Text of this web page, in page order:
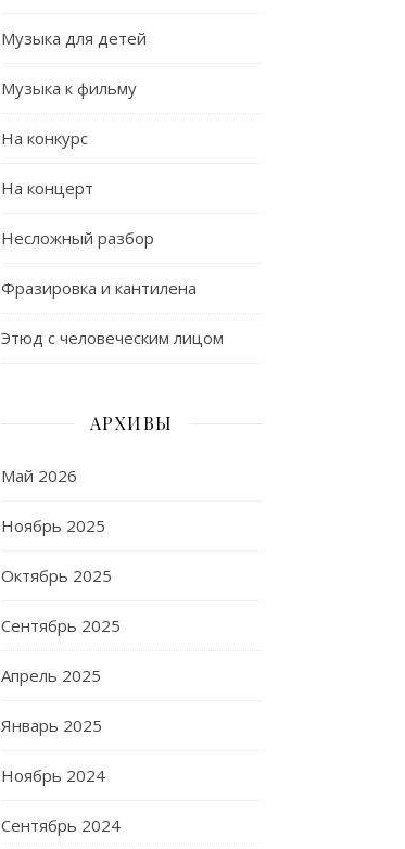
Музыка для детей
Музыка к фильму
На конкурс
На концерт
Несложный разбор
Фразировка и кантилена
Этюд с человеческим лицом
АРХИВЫ
Май 2026
Ноябрь 2025
Октябрь 2025
Сентябрь 2025
Апрель 2025
Январь 2025
Ноябрь 2024
Сентябрь 2024